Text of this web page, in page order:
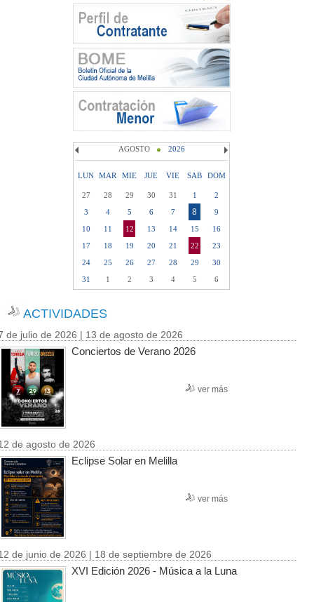
AGOSTO 2026
LUN MAR MIE JUE VIE SAB DOM
27 28 29 30 31 1
2
3
4 5 6 7 8
9
10
11 12 13 14 15
16
17
18 19 20 21 22
23
24
25 26 27 28 29
30
31
1 2 3 4 5 6
ACTIVIDADES
de julio de 2026 | 13 de agosto de 2026
Conciertos de Verano 2026
ver más
de agosto de 2026
Eclipse Solar en Melilla
ver más
de junio de 2026 | 18 de septiembre de 2026
XVI Edición 2026 - Música a la Luna